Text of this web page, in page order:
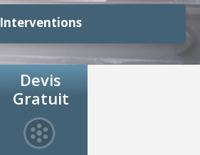
Interventions
Devis
Gratuit